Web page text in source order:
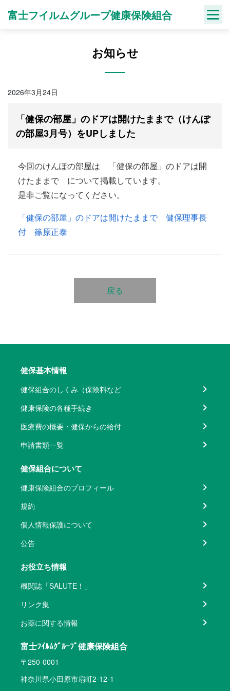
富士フイルムグループ健康保険組合
お知らせ
2026年3月24日
「健保の部屋」のドアは開けたままで（けんぽ
の部屋3月号）をUPしました
今回のけんぽの部屋は 「健保の部屋」のドアは開
けたままで について掲載しています。
是非ご覧になってください。
「健保の部屋」のドアは開けたままで 健保理事長
付 篠原正泰
戻る
健保基本情報
健保組合のしくみ（保険料など
健康保険の各種手続き
医療費の概要・健保からの給付
申請書類一覧
健保組合について
健康保険組合のプロフィール
規約
個人情報保護について
公告
お役立ち情報
機関誌「SALUTE！」
リンク集
お薬に関する情報
富士ﾌｲﾙﾑｸﾞﾙｰﾌﾟ健康保険組合
〒250-0001
神奈川県小田原市扇町2-12-1